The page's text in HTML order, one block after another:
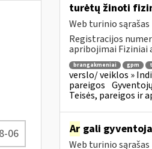
turėtų žinoti
Web turinio sąrašas
Registracijos
apribojimai Fiziniai
brangakmeniai gpm
verslo/ veiklos »
pareigos
Teisės, pareigos ir
Argali
Web turinio sąrašas